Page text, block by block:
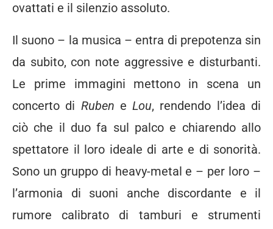
ovattati e il silenzio assoluto.
Il suono – la musica – entra di prepotenza sin
da subito, con note aggressive e disturbanti.
Le prime immagini mettono in scena un
concerto di Ruben eLou, rendendo l’idea di
ciò che il duo fa sul palco e chiarendo allo
spettatore il loro ideale di arte e di sonorità.
Sono un gruppo di heavy-metal e – per loro –
l’armonia di suoni anche discordante e il
rumore calibrato di tamburi e strumenti